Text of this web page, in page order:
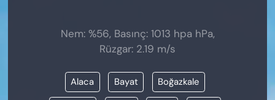
Nem: %56, Basınç: 1013 hpa hPa,
Rüzgar: 2.19 m/s
Alaca Bayat Boğazkale
ÖZEL HABER
SİYASET